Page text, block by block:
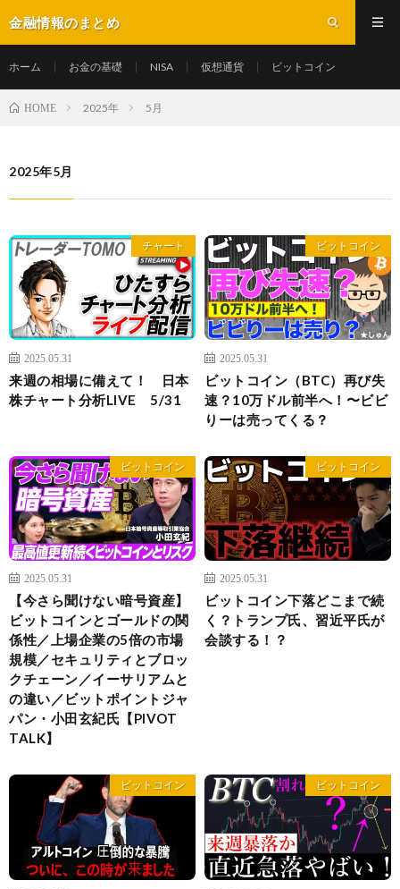
金融情報のまとめ
ホーム お金の基礎 NISA 仮想通貨 ビットコイン
HOME 2025年 5月
2025年5月
チャート
2025.05.31
来週の相場に備えて！ 日本
株チャート分析LIVE 5/31
ビットコイン
2025.05.31
ビットコイン（BTC）再び失
速？10万ドル前半へ！〜ビビ
りーは売ってくる？
ビットコイン
2025.05.31
【今さら聞けない暗号資産】
ビットコインとゴールドの関
係性／上場企業の5倍の市場
規模／セキュリティとブロッ
クチェーン／イーサリアムと
の違い／ビットポイントジャ
パン・小田玄紀氏【PIVOT
TALK】
ビットコイン
2025.05.31
ビットコイン下落どこまで続
く？トランプ氏、習近平氏が
会談する！？
ビットコイン ビットコイン